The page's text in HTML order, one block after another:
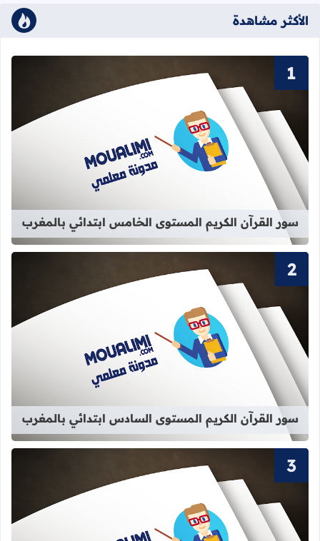
الأكثر مشاهدة
قراءة المزيد عن سور القرآن
سور القرآن الكريم المستوى الخامس ابتدائي بالمغرب
قراءة المزيد عن سور القرآن
سور القرآن الكريم المستوى السادس ابتدائي بالمغرب